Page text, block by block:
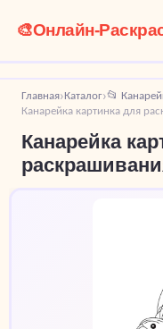
🎨Онлайн-
Главная›Каталог›📂
Канарейка картинка для
Канарейка